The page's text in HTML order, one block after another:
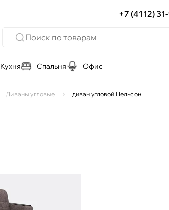
+7 (4112)
Кухня Спальня Офис
Диваны угловые диван угловой Нельсон